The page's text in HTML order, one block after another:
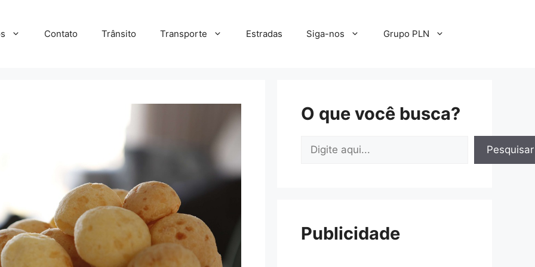
Contato Trânsito Transporte Estradas Siga-nos Grupo PLN
O que você busca?
Pesquisar
Pesquisar
Publicidade